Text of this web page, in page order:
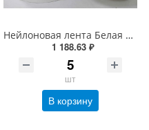
Нейлоновая лента Белая Бюджет NT637B 60мм*200м*76 мм (стирка до 60С)
1 188.63 ₽
шт
В корзину